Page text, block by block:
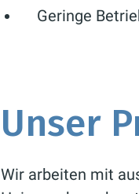
Geringe
Unser
Wir arbeiten mit